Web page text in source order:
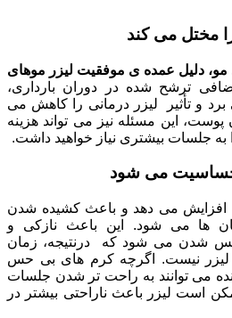
مختل می کند
مو، دلیل عمده ی موفقیت لیزر موهای
ترشح شده در دوران بارداری،
و تأثیر لیزر درمانی را کاهش می
پوست، این مسئله نیز می تواند هزینه
به جلسات بیشتری نیاز خواهید داشت.
حساسیت می شود
افزایش می دهد و باعث کشیده شدن
ها می شود. این باعث نازکی و
شدن می شود که درنتیجه، زمان
لیزر نیست. اگرچه کرم های بی حس
می توانند به راحت تر شدن جلسات
است لیزر باعث ناراحتی بیشتر در